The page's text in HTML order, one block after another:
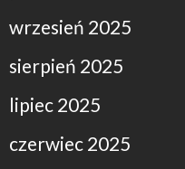
wrzesień 2025
sierpień 2025
lipiec 2025
czerwiec 2025